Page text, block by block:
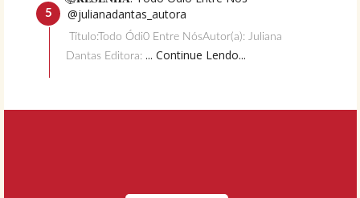
@julianadantas_autora
Título:Todo Ódi0 Entre NósAutor(a): Juliana
Dantas Editora: ... Continue Lendo...